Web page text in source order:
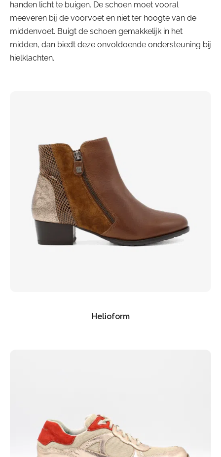
handen licht te buigen. De schoen moet vooral
meeveren bij de voorvoet en niet ter hoogte van de
middenvoet. Buigt de schoen gemakkelijk in het
midden, dan biedt deze onvoldoende ondersteuning bij
hielklachten.
Helioform